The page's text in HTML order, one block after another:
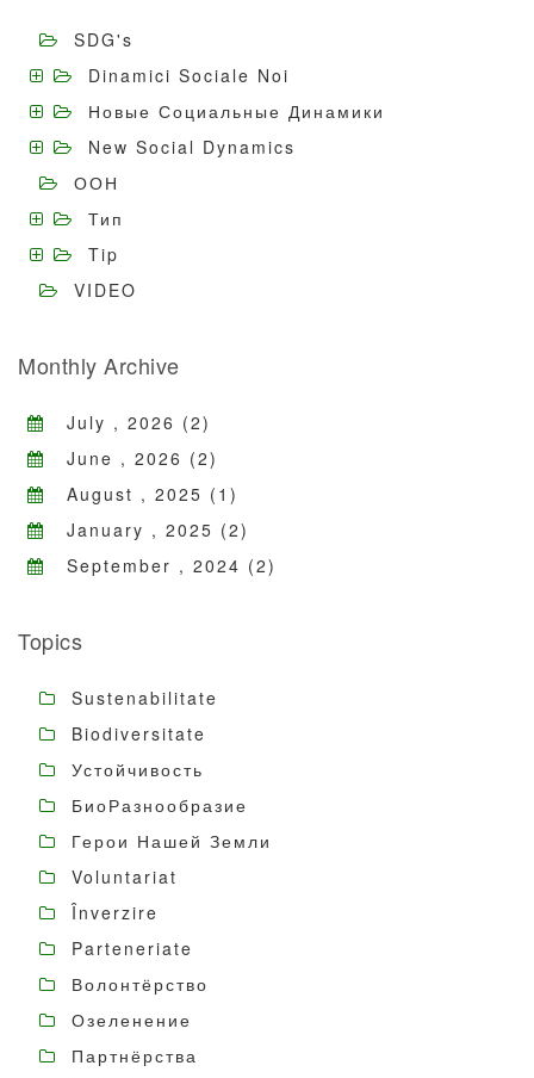
SDG's
Dinamici Sociale Noi
Новые Социальные Динамики
New Social Dynamics
ООН
Тип
Tip
VIDEO
Monthly Archive
July , 2026 (2)
June , 2026 (2)
August , 2025 (1)
January , 2025 (2)
September , 2024 (2)
Topics
Sustenabilitate
Biodiversitate
Устойчивость
БиоРазнообразие
Герои Нашей Земли
Voluntariat
Înverzire
Parteneriate
Волонтёрство
Озеленение
Партнёрства